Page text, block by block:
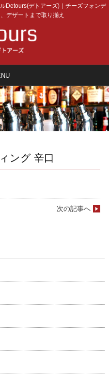
Detours(デトアーズ)｜チーズフォンデ
デザートまで取り揃え
ング 辛口
次の記事へ